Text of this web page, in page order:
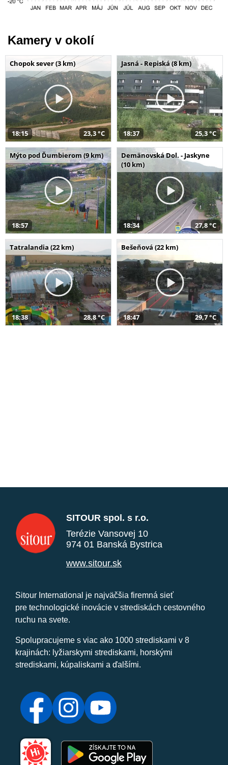
Kamery v okolí
Chopok sever (3 km)
18:15 23,3 °C
Jasná - Repiská (8 km)
18:37 25,3 °C
Mýto pod Ďumbierom (9 km)
18:57
Demänovská Dol. - Jaskyne
(10 km)
18:34 27,8 °C
Tatralandia (22 km)
18:38 28,8 °C
Bešeňová (22 km)
18:47 29,7 °C
SITOUR spol. s r.o.
Terézie Vansovej 10
974 01 Banská Bystrica
www.sitour.sk
Sitour International je najväčšia firemná sieť
pre technologické inovácie v strediskách cestovného
ruchu na svete.
Spolupracujeme s viac ako 1000 strediskami v 8
krajinách: lyžiarskymi strediskami, horskými
strediskami, kúpaliskami a ďalšími.